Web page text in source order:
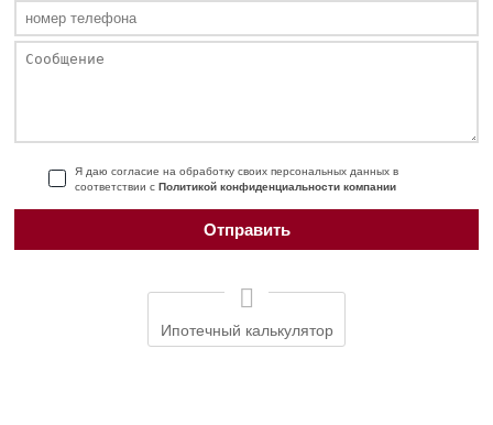
Я даю согласие на обработку своих персональных данных в
соответствии с Политикой конфиденциальности компании
Ипотечный калькулятор